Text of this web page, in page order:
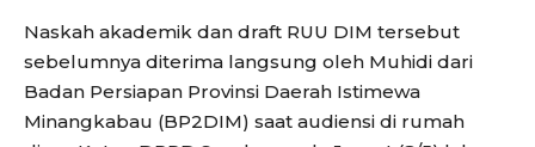
Naskah akademik dan draft RUU DIM tersebut
sebelumnya diterima langsung oleh Muhidi dari
Badan Persiapan Provinsi Daerah Istimewa
Minangkabau (BP2DIM) saat audiensi di rumah